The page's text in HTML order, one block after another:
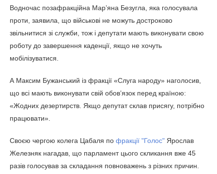
Водночас позафракційна Марʼяна Безугла, яка голосувала
проти, заявила, що військові не можуть достроково
звільнитися зі служби, тож і депутати мають виконувати
свою роботу до завершення каденції, якщо не хочуть
мобілізуватися.
А Максим Бужанський із фракції «Слуга народу»
наголосив, що всі мають виконувати свій обовʼязок перед
країною: «Жодних дезертирств. Якщо депутат склав
присягу, потрібно працювати».
Своєю чергою колега Цабаля пофракції "Голос"Ярослав
Железняк нагадав, що парламент цього скликання вже 45
разів голосував за складання повноважень з різних